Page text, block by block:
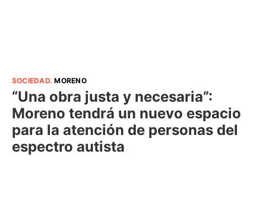
SOCIEDAD.MORENO
“Una obra justa y necesaria”:
Moreno tendrá un nuevo espacio
para la atención de personas del
espectro autista